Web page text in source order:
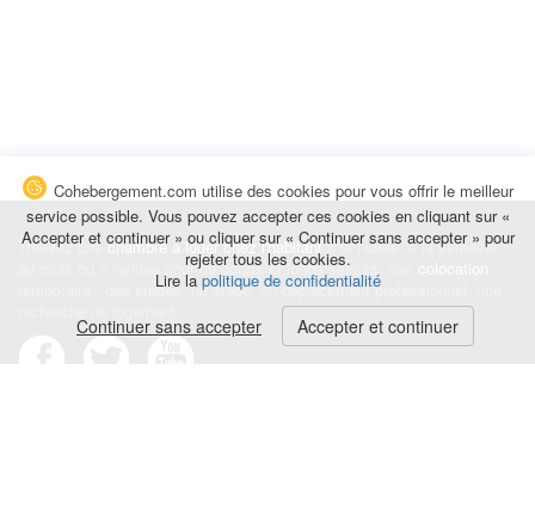
Trouvez unechambre à louer chez l'habitantà la nuitée, à la semaine,
au mois ou à l'année pour de courts et longs séjours, une
temporaire : des études, un stage, un déplacement professionnel, une
Cohebergement.com utilise des cookies pour vous offrir le meilleur
service possible. Vous pouvez accepter ces cookies en cliquant sur «
Accepter et continuer » ou cliquer sur « Continuer sans accepter » pour
rejeter tous les cookies.
Lire la politique de confidentialité
Continuer sans accepter Accepter et continuer